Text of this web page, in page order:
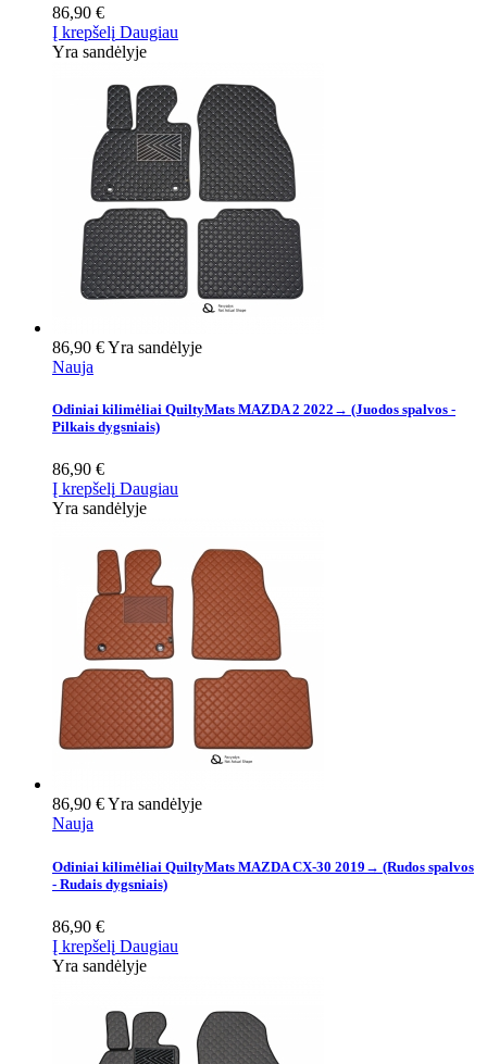
86,90 €
Į krepšelį Daugiau
Yra sandėlyje
86,90 €Yra sandėlyje
Nauja
Odiniai kilimėliai QuiltyMats MAZDA 2 2022→ (Juodos spalvos -
Pilkais dygsniais)
86,90 €
Į krepšelį Daugiau
Yra sandėlyje
86,90 €Yra sandėlyje
Nauja
Odiniai kilimėliai QuiltyMats MAZDA CX-30 2019→ (Rudos spalvos
- Rudais dygsniais)
86,90 €
Į krepšelį Daugiau
Yra sandėlyje